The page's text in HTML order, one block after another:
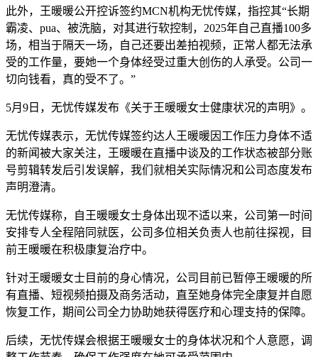
此外，王暖暖公开控诉签约MCN机构无忧传媒，指控其“长期
霸凌、pua、被洗脑，对其进行软控制，2025年自己直播100多
场，相当于隔天一场，自己还要出差拍视频，正常人都无法承
受的工作量，要她一个身体经受过重大创伤的人承受。公司一
切向钱看，真的受不了。”
5月9日，无忧传媒发布《关于王暖暖女士健康状况的声明》。
无忧传媒表示，无忧传媒签约达人王暖暖因工作压力身体不适
的新闻被大家关注，王暖暖在直播中谈及的工作状态被部分账
号剪辑转发后引发误解，我们就相关实际情况和公司态度发布
声明澄清。
无忧传媒称，自王暖暖女士身体出现不适以来，公司第一时间
安排专人全程陪同就医，公司多位相关负责人也前往探视，目
前王暖暖在积极康复治疗中。
针对王暖暖女士目前的身心情况，公司目前已暂停王暖暖的所
有直播、短视频拍摄及商务活动，直至她身体完全康复并自愿
恢复工作，期间公司全力协助她获得医疗和心理支持的保障。
后续，无忧传媒会根据王暖暖女士的身体状况和个人意愿，调